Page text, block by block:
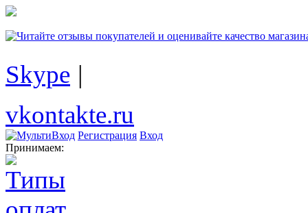
Skype |
vkontakte.ru
Регистрация Вход
Принимаем: